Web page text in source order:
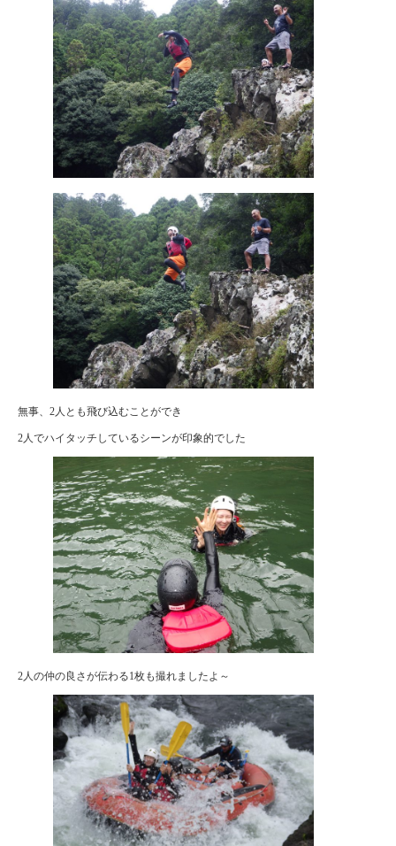
無事、2人とも飛び込むことができ
2人でハイタッチしているシーンが印象的でした
2人の仲の良さが伝わる1枚も撮れましたよ～